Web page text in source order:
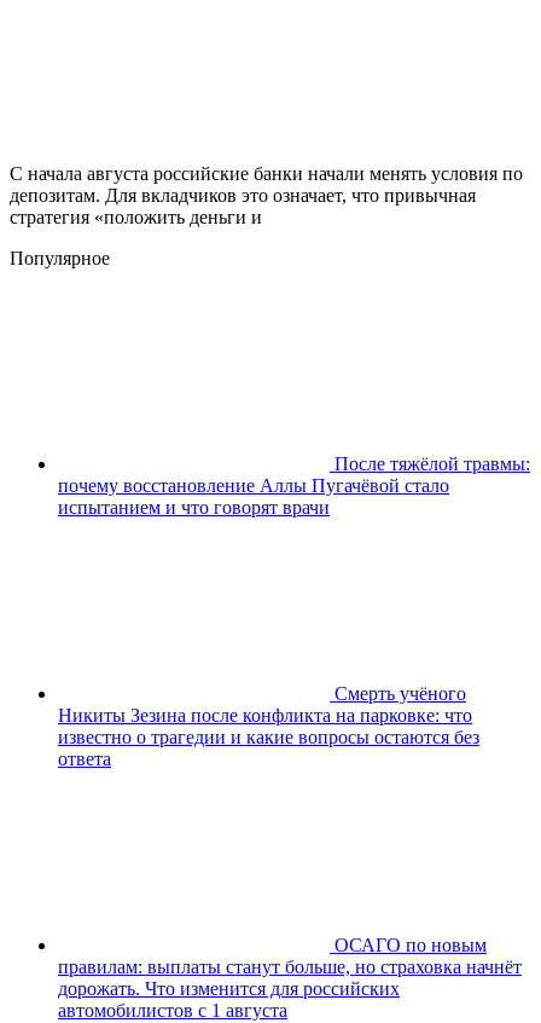
С начала августа российские банки начали менять условия по
депозитам. Для вкладчиков это означает, что привычная
стратегия «положить деньги и
Популярное
После тяжёлой травмы:
почему восстановление Аллы Пугачёвой стало
испытанием и что говорят врачи
Смерть учёного
Никиты Зезина после конфликта на парковке: что
известно о трагедии и какие вопросы остаются без
ответа
ОСАГО по новым
правилам: выплаты станут больше, но страховка начнёт
дорожать. Что изменится для российских
автомобилистов с 1 августа